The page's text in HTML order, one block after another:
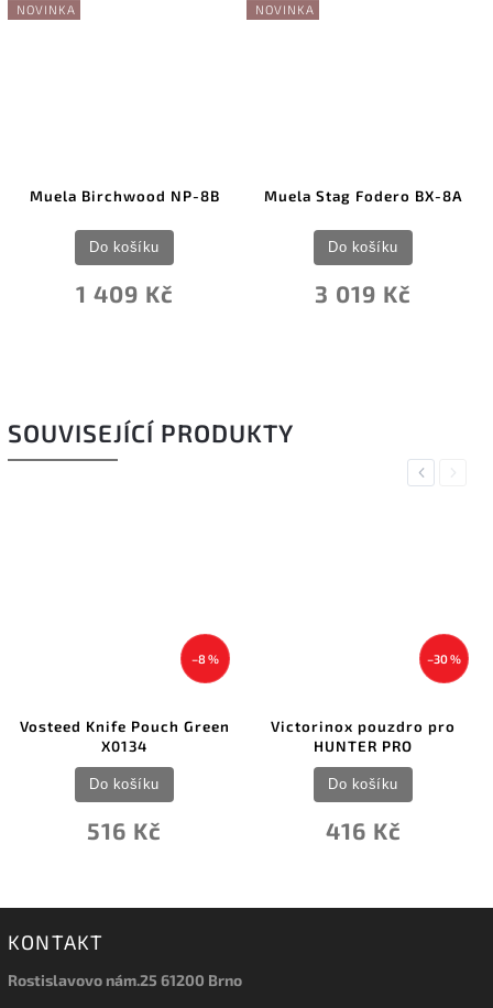
NOVINKA
Muela Birchwood NP-8B
1 409 Kč
Do košíku
NOVINKA
Muela Stag Fodero BX-8A
3 019 Kč
Do košíku
SOUVISEJÍCÍ PRODUKTY
Previous
–8 %
Vosteed Knife Pouch Green
X0134
516 Kč
Do košíku
–30 %
Victorinox pouzdro pro
HUNTER PRO
416 Kč
Do košíku
Next
KONTAKT
Rostislavovo nám.25 61200 Brno